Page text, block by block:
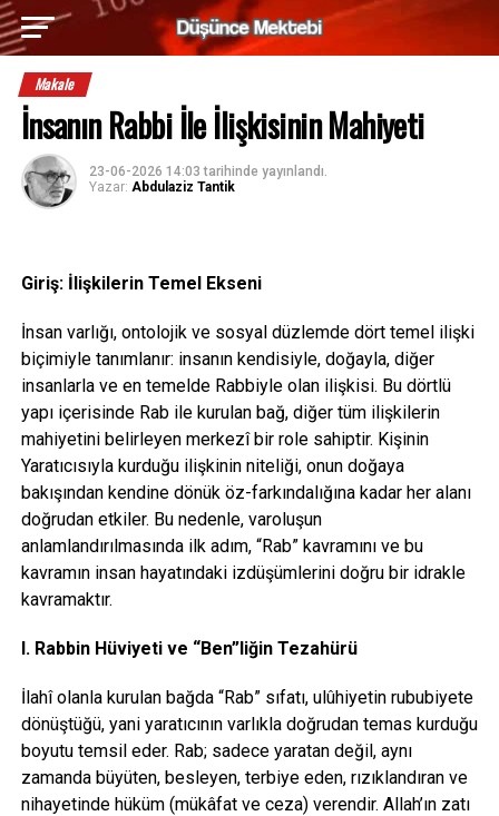
Makale
İnsanın Rabbi İle İlişkisinin Mahiyeti
23-06-2026 14:03 tarihinde yayınlandı.
Yazar: Abdulaziz Tantik
Giriş: İlişkilerin Temel Ekseni
İnsan varlığı, ontolojik ve sosyal düzlemde dört temel ilişki
biçimiyle tanımlanır: insanın kendisiyle, doğayla, diğer
insanlarla ve en temelde Rabbiyle olan ilişkisi. Bu dörtlü
yapı içerisinde Rab ile kurulan bağ, diğer tüm ilişkilerin
mahiyetini belirleyen merkezî bir role sahiptir. Kişinin
Yaratıcısıyla kurduğu ilişkinin niteliği, onun doğaya
bakışından kendine dönük öz-farkındalığına kadar her alanı
doğrudan etkiler. Bu nedenle, varoluşun
anlamlandırılmasında ilk adım, “Rab” kavramını ve bu
kavramın insan hayatındaki izdüşümlerini doğru bir idrakle
kavramaktır.
I. Rabbin Hüviyeti ve “Ben”liğin Tezahürü
İlahî olanla kurulan bağda “Rab” sıfatı, ulûhiyetin rububiyete
dönüştüğü, yani yaratıcının varlıkla doğrudan temas kurduğu
boyutu temsil eder. Rab; sadece yaratan değil, aynı
zamanda büyüten, besleyen, terbiye eden, rızıklandıran ve
nihayetinde hüküm (mükâfat ve ceza) verendir. Allah’ın zatı